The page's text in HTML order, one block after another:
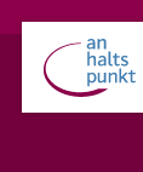
Direkt zum